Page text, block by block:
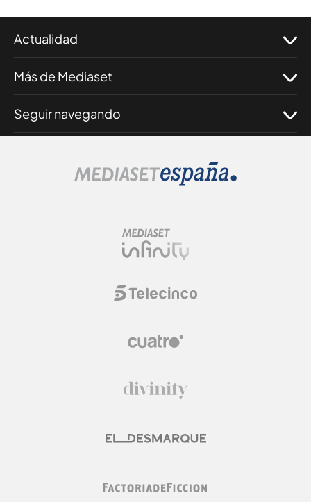
Actualidad
Más de Mediaset
Seguir navegando